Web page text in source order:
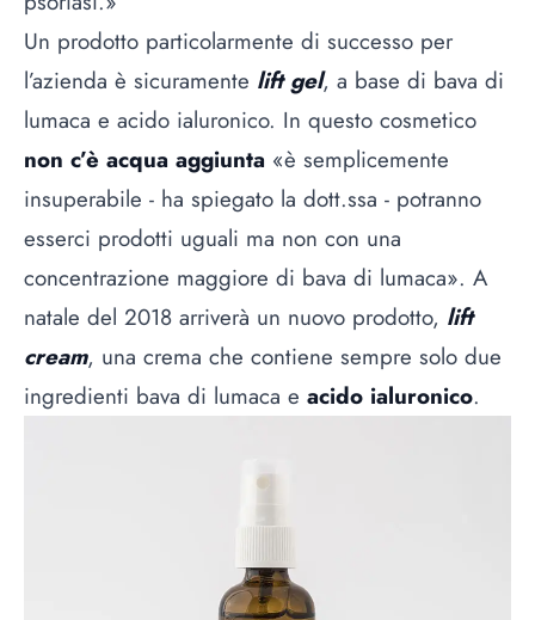
Un prodotto particolarmente di successo per
l’azienda è sicuramente lift gel, a base di bava di
lumaca e acido ialuronico. In questo cosmetico
non c’è acqua aggiunta «è semplicemente
insuperabile - ha spiegato la dott.ssa - potranno
esserci prodotti uguali ma non con una
concentrazione maggiore di bava di lumaca». A
natale del 2018 arriverà un nuovo prodotto, lift
cream, una crema che contiene sempre solo due
ingredienti bava di lumaca e acido ialuronico.